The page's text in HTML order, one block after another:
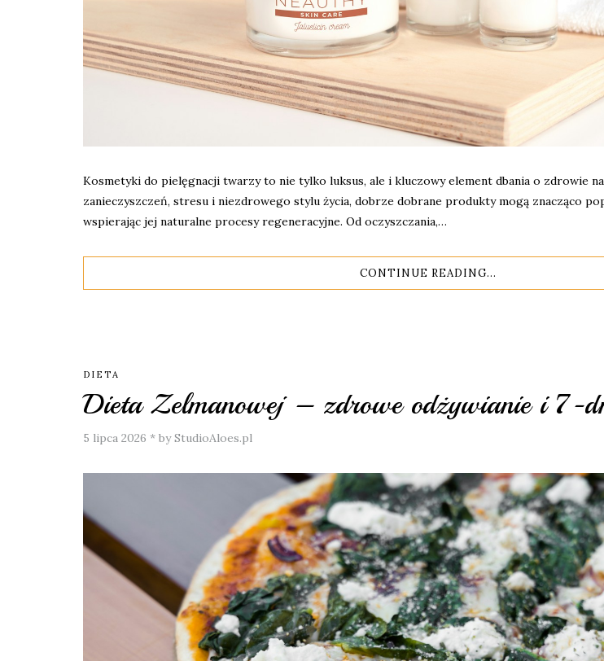
Kosmetyki do pielęgnacji twarzy to nie tylko luksus, ale i kluczowy element dbania o zdrowie
zanieczyszczeń, stresu i niezdrowego stylu życia, dobrze dobrane produkty mogą znacząco
wspierając jej naturalne procesy regeneracyjne. Od oczyszczania,…
CONTINUE READING...
DIETA
Dieta Zelmanowej – zdrowe odżywianie i 7-
5 lipca 2026 * by StudioAloes.pl